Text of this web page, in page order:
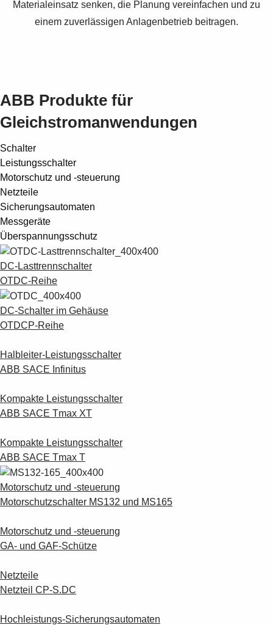
Materialeinsatz senken, die Planung vereinfachen und zu
einem zuverlässigen Anlagenbetrieb beitragen.
ABB Produkte für
Gleichstromanwendungen
Schalter
Leistungsschalter
Motorschutz und -steuerung
Netzteile
Sicherungsautomaten
Messgeräte
Überspannungsschutz
DC-Lasttrennschalter
OTDC-Reihe
DC-Schalter im Gehäuse
OTDCP-Reihe
Halbleiter-Leistungsschalter
ABB SACE Infinitus
Kompakte Leistungsschalter
ABB SACE Tmax XT
Kompakte Leistungsschalter
ABB SACE Tmax T
Motorschutz und -steuerung
Motorschutzschalter MS132 und MS165
Motorschutz und -steuerung
GA- und GAF-Schütze
Netzteile
Netzteil CP-S.DC
Hochleistungs-Sicherungsautomaten